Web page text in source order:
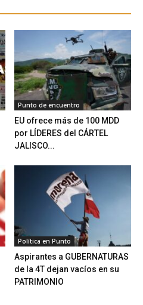
Punto de encuentro
EU ofrece más de 100 MDD
por LÍDERES del CÁRTEL
JALISCO...
Política en Punto
Aspirantes a GUBERNATURAS
de la 4T dejan vacíos en su
PATRIMONIO